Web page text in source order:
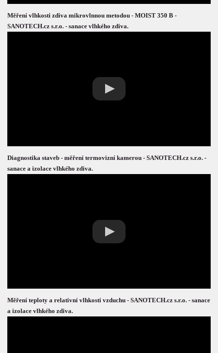
Měření vlhkosti zdiva mikrovlnnou metodou - MOIST 350 B -
SANOTECH.cz s.r.o. - sanace vlhkého zdiva.
Diagnostika staveb - měření termovizní kamerou - SANOTECH.cz s.r.o. -
sanace a izolace vlhkého zdiva.
Měření teploty a relativní vlhkosti vzduchu - SANOTECH.cz s.r.o. - sanace
a izolace vlhkého zdiva.